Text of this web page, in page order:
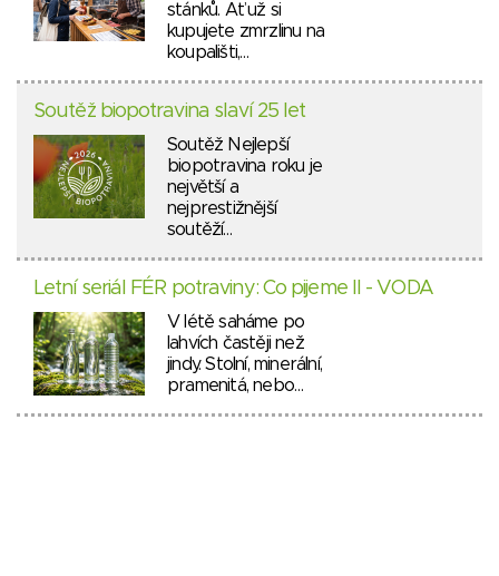
stánků. Ať už si
kupujete zmrzlinu na
koupališti,…
Soutěž biopotravina slaví 25 let
Soutěž Nejlepší
biopotravina roku je
největší a
nejprestižnější
soutěží…
Letní seriál FÉR potraviny: Co pijeme II - VODA
V létě saháme po
lahvích častěji než
jindy. Stolní, minerální,
pramenitá, nebo…